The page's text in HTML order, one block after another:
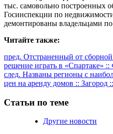
тыс. самовольно построенных
Госинспекции по
демонтированы владельцами
Читайте также:
Продолжить
чтение
пред. Отстраненный от
решение играть в «Спартаке»
след. Названы регионы с
цен на аренду домов ::
Статьи по теме
Другие новости